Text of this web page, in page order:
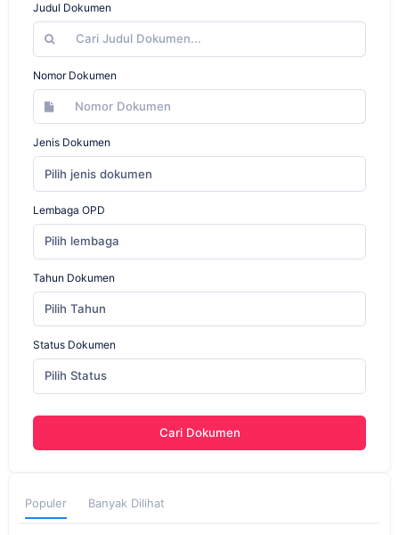
Judul Dokumen
Nomor Dokumen
Jenis Dokumen
Pilih jenis dokumen
Lembaga OPD
Pilih lembaga
Tahun Dokumen
Pilih Tahun
Status Dokumen
Pilih Status
Cari Dokumen
Populer Banyak Dilihat